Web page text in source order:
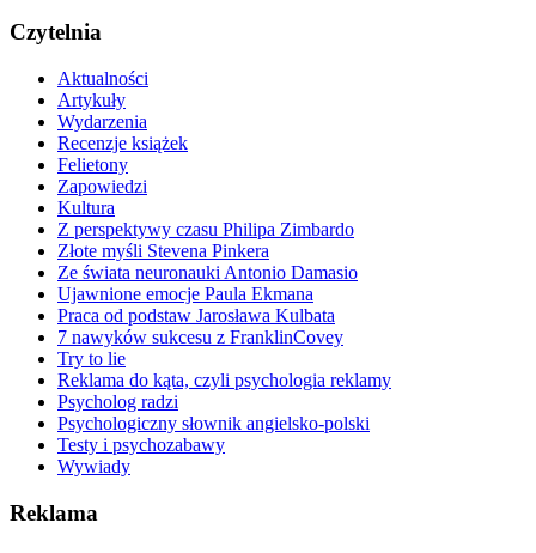
Czytelnia
Aktualności
Artykuły
Wydarzenia
Recenzje książek
Felietony
Zapowiedzi
Kultura
Z perspektywy czasu Philipa Zimbardo
Złote myśli Stevena Pinkera
Ze świata neuronauki Antonio Damasio
Ujawnione emocje Paula Ekmana
Praca od podstaw Jarosława Kulbata
7 nawyków sukcesu z FranklinCovey
Try to lie
Reklama do kąta, czyli psychologia reklamy
Psycholog radzi
Psychologiczny słownik angielsko-polski
Testy i psychozabawy
Wywiady
Reklama